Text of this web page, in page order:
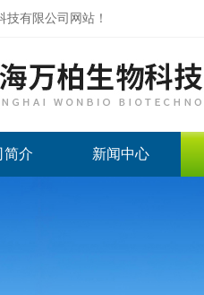
有限公司网站！
简介 新闻中心